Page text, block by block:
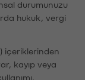
durumunuzu
hukuk, vergi
içeriklerinden
kayıp veya